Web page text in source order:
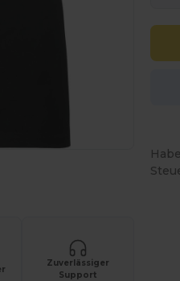
Zuverlässiger
Support